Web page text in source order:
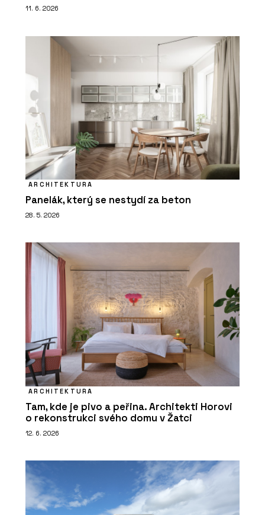
11. 6. 2026
ARCHITEKTURA
Panelák, který se nestydí za beton
28. 5. 2026
ARCHITEKTURA
Tam, kde je pivo a peřina. Architekti Horovi
o rekonstrukci svého domu v Žatci
12. 6. 2026